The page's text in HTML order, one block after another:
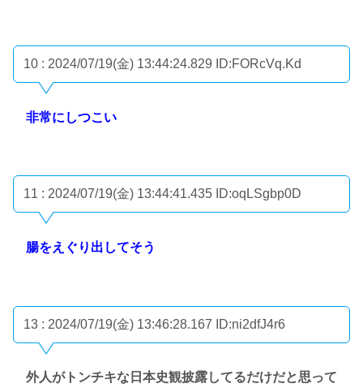
10 : 2024/07/19(金) 13:44:24.829 ID:FORcVq.Kd
非常にしつこい
11 : 2024/07/19(金) 13:44:41.435 ID:oqLSgbp0D
腸をえぐり出してそう
13 : 2024/07/19(金) 13:46:28.167 ID:ni2dfJ4r6
外人がトンチキな日本史観披露してるだけだと思って